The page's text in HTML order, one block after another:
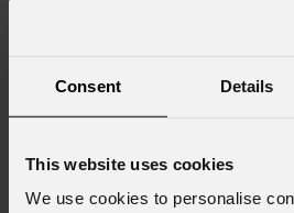
Consent Details
This website uses cookies
We use cookies to personalise